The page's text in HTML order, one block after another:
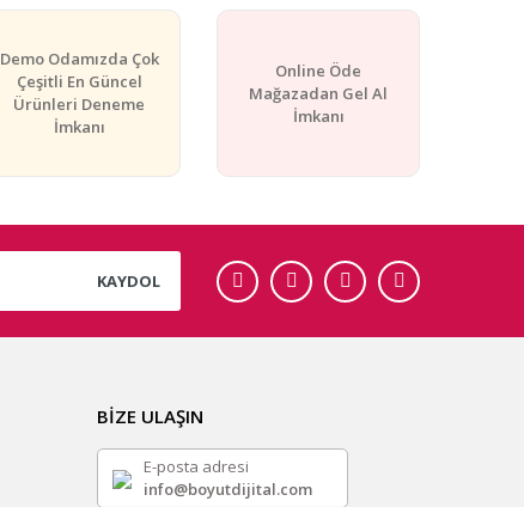
Demo Odamızda Çok
Çeşitli En Güncel
Ürünleri Deneme
İmkanı
Online Öde
Mağazadan Gel Al
İmkanı
KAYDOL
BİZE ULAŞIN
E-posta adresi
info@boyutdijital.com